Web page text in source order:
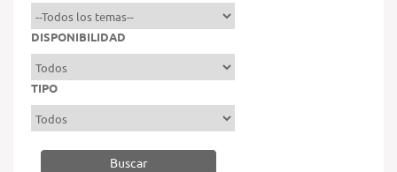
DISPONIBILIDAD
TIPO
Buscar